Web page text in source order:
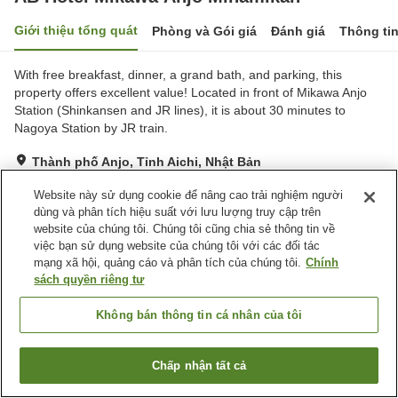
Giới thiệu tổng quát Phòng và Gói giá Đánh giá Thông
With free breakfast, dinner, a grand bath, and parking, this
property offers excellent value! Located in front of Mikawa Anjo
Station (Shinkansen and JR lines), it is about 30 minutes to
Nagoya Station by JR train.
Thành phố Anjo, Tỉnh Aichi, Nhật Bản
Rất tốt Đánh giá:575 lượt
Tiện nghi chỗ nghỉ
Bãi đỗ xe
Trang chủ Nhật Bản Tỉnh Aichi
Thành phố Anjo
AB Hotel Mikawa Anjo MinamikanTìm phòng trống
Website này sử dụng cookie để nâng cao trải nghiệm người
dùng và phân tích hiệu suất với lưu lượng truy cập trên
website của chúng tôi. Chúng tôi cũng chia sẻ thông tin về
việc bạn sử dụng website của chúng tôi với các đối tác
mạng xã hội, quảng cáo và phân tích của chúng tôi. Chính
sách quyền riêng tư
Không bán thông tin cá nhân của tôi
Chấp nhận tất cả